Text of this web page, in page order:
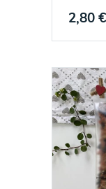
2,80 €
Odoslaním
zasielania
prečítal(a)
údajova